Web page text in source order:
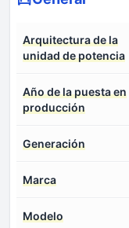
Arquitectura de la
unidad de potencia
Año de la puesta en
producción
Generación
Marca
Modelo